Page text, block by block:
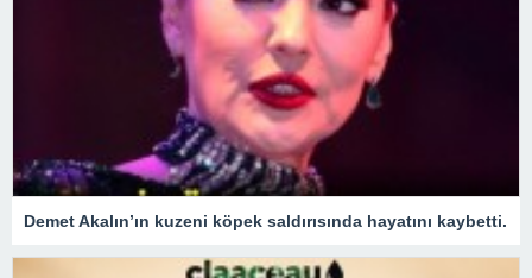
Demet Akalın’ın kuzeni köpek saldırısında hayatını kaybetti.